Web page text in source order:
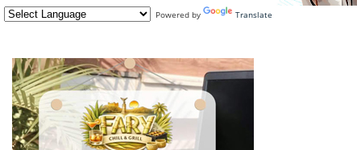
Powered by Translate